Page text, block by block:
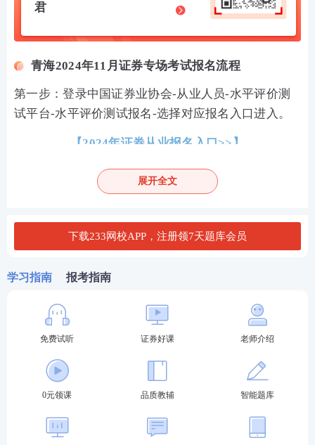
君
青海2024年11月证券专场考试报名流程
第一步：登录中国证券业协会-从业人员-水平评价测
试平台-水平评价测试报名-选择对应报名入口进入。
【 2024年证券从业报名入口>>】
第二步：输入-用户名-密码-验证码登录。（新用户先
第三步：阅读承诺书，勾选“我已阅读并承诺”，进行
下一步。
展开全文
下载233网校APP，注册领7天题库会员
学习指南 报考指南
免费试听 证券好课 老师介绍
0元领课 品质教辅 智能题库